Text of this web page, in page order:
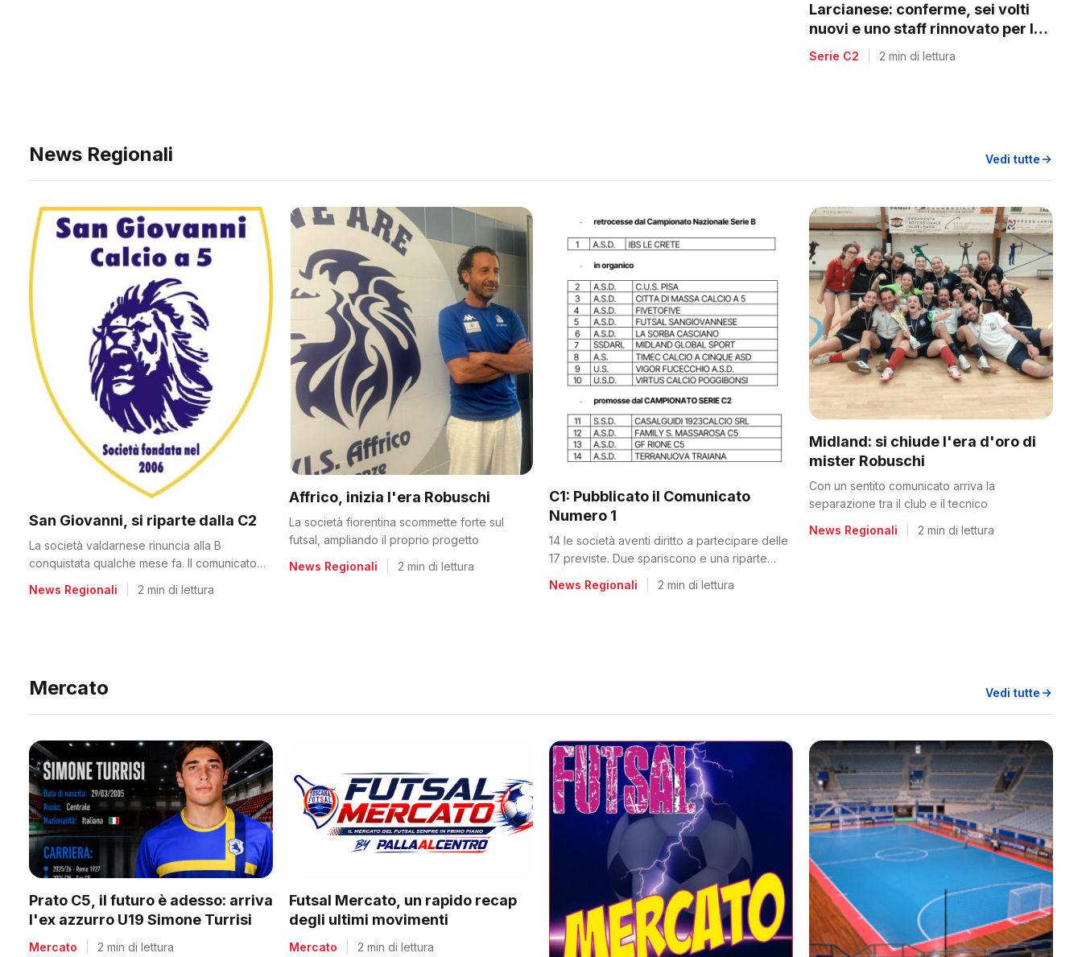
Larcianese: conferme, sei volti
nuovi e uno staff rinnovato per la
C2
Serie C2 2 min di lettura
News Regionali Vedi tutte
San Giovanni, si riparte dalla C2
La società valdarnese rinuncia alla B
conquistata qualche mese fa. Il comunicato
News Regionali 2 min di lettura
Affrico, inizia l'era Robuschi
La società fiorentina scommette forte sul
futsal, ampliando il proprio progetto
News Regionali
2 min di lettura
C1: Pubblicato il Comunicato
Numero 1
14 le società aventi diritto a partecipare delle
17 previste. Due spariscono e una riparte
News Regionali 2 min di lettura
Midland: si chiude l'era d'oro di
mister Robuschi
Con un sentito comunicato arriva la
separazione tra il club e il tecnico
News Regionali
2 min di lettura
Mercato Vedi tutte
Prato C5, il futuro è adesso: arriva
l'ex azzurro U19 Simone Turrisi
Mercato 2 min di lettura
Futsal Mercato, un rapido recap
degli ultimi movimenti
Mercato 2 min di lettura